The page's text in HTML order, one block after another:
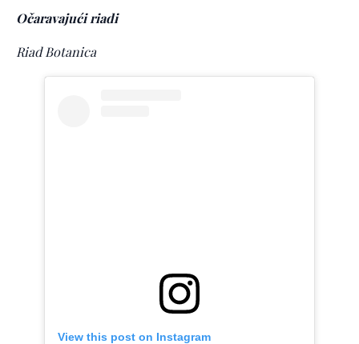
Očaravajući riadi
Riad Botanica
View this post on Instagram